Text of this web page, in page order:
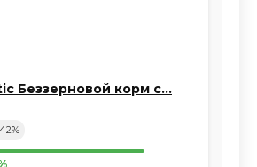
Беззерновой корм с…